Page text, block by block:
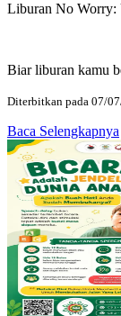
Liburan No Worry:
Biar liburan kamu
Diterbitkan pada 07/
Baca Selengkapnya